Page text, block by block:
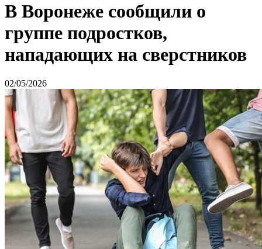
В Воронеже сообщили о
группе подростков,
нападающих на сверстников
02/05/2026